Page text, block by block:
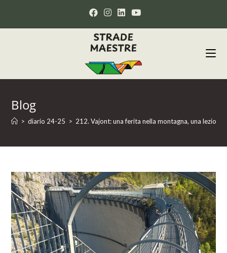
Blog
> diario 24-25 > 212. Vajont: una ferita nella montagna, una lezione